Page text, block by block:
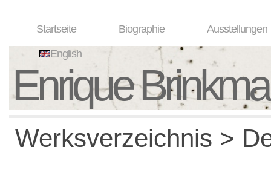
Startseite Biographie Ausstellungen
English
Enrique
Werksverzeichnis >